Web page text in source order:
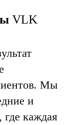
VLK
Мы
и
каждая